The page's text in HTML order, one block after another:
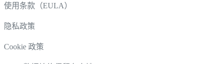
使用条款（EULA）
隐私政策
Cookie 政策